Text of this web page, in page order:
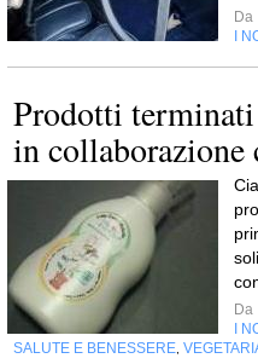
Da
I
Prodotti
in collaborazione
Da
I
SALUTE E BENESSERE